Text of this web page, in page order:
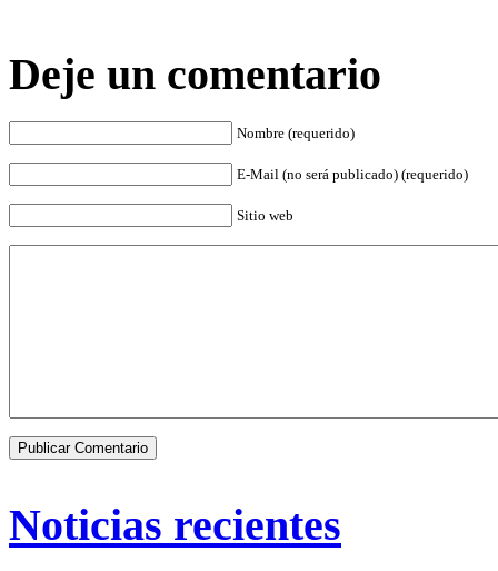
Deje un comentario
Nombre (requerido)
E-Mail (no será publicado) (requerido)
Sitio web
Noticias recientes